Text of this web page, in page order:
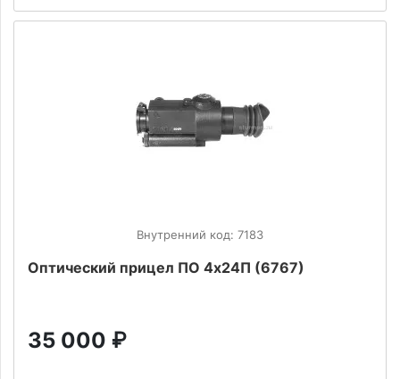
Внутренний код: 7183
Оптический прицел ПО 4х24П (6767)
35 000 ₽